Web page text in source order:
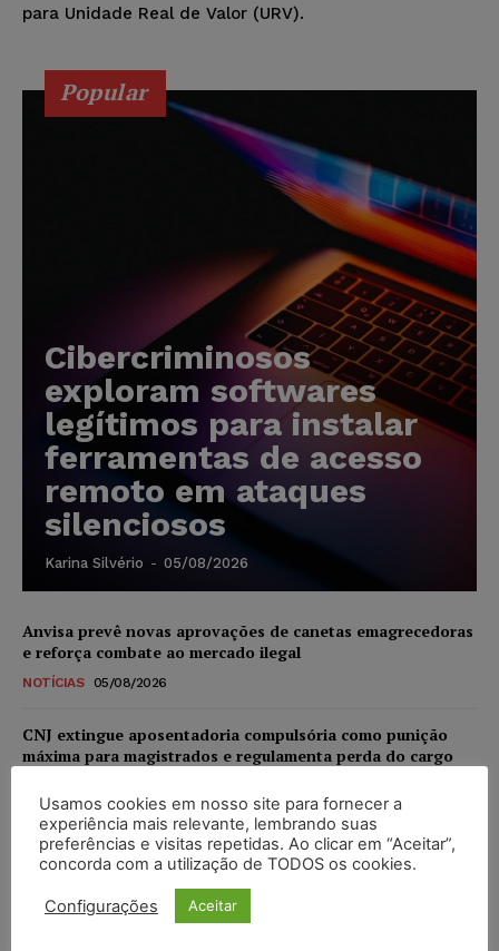
para Unidade Real de Valor (URV).
Popular
Cibercriminosos
exploram softwares
legítimos para instalar
ferramentas de acesso
remoto em ataques
silenciosos
Karina Silvério - 05/08/2026
Anvisa prevê novas aprovações de canetas emagrecedoras
e reforça combate ao mercado ilegal
NOTÍCIAS 05/08/2026
CNJ extingue aposentadoria compulsória como punição
máxima para magistrados e regulamenta perda do cargo
Justiça de SP rejeita ação da família de Alexandre de
Moraes contra senador Alessandro Vieira
Usamos cookies em nosso site para fornecer a
experiência mais relevante, lembrando suas
preferências e visitas repetidas. Ao clicar em “Aceitar”,
concorda com a utilização de TODOS os cookies.
Configurações Aceitar